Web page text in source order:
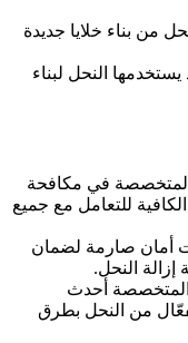
من بناء خلايا جديدة
النحل لبناء
في مكافحة
للتعامل مع جميع
أمان صارمة لضمان
النحل.
أحدث
من النحل بطرق